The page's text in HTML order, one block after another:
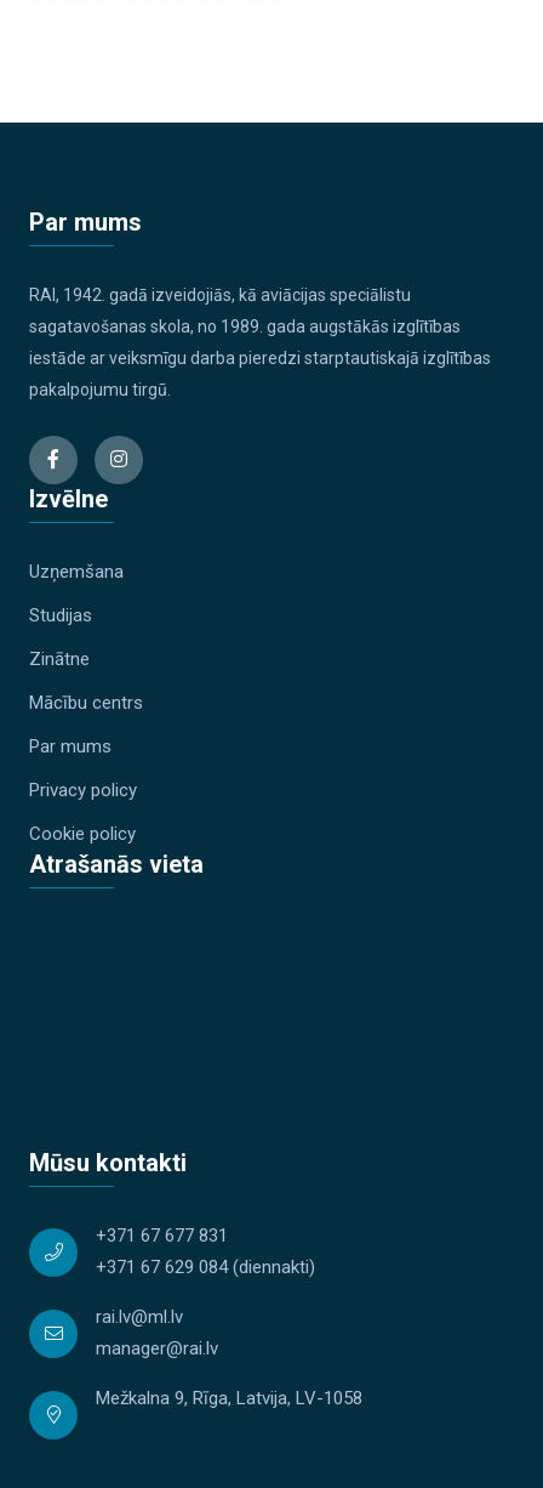
Par mums
RAI, 1942. gadā izveidojiās, kā aviācijas speciālistu
sagatavošanas skola, no 1989. gada augstākās izglītības
iestāde ar veiksmīgu darba pieredzi starptautiskajā izglītības
pakalpojumu tirgū.
Izvēlne
Uzņemšana
Studijas
Zinātne
Mācību centrs
Par mums
Privacy policy
Cookie policy
Atrašanās vieta
Mūsu kontakti
+371 67 677 831
+371 67 629 084(diennakti)
rai.lv@ml.lv
manager@rai.lv
Mežkalna 9, Rīga, Latvija, LV-1058